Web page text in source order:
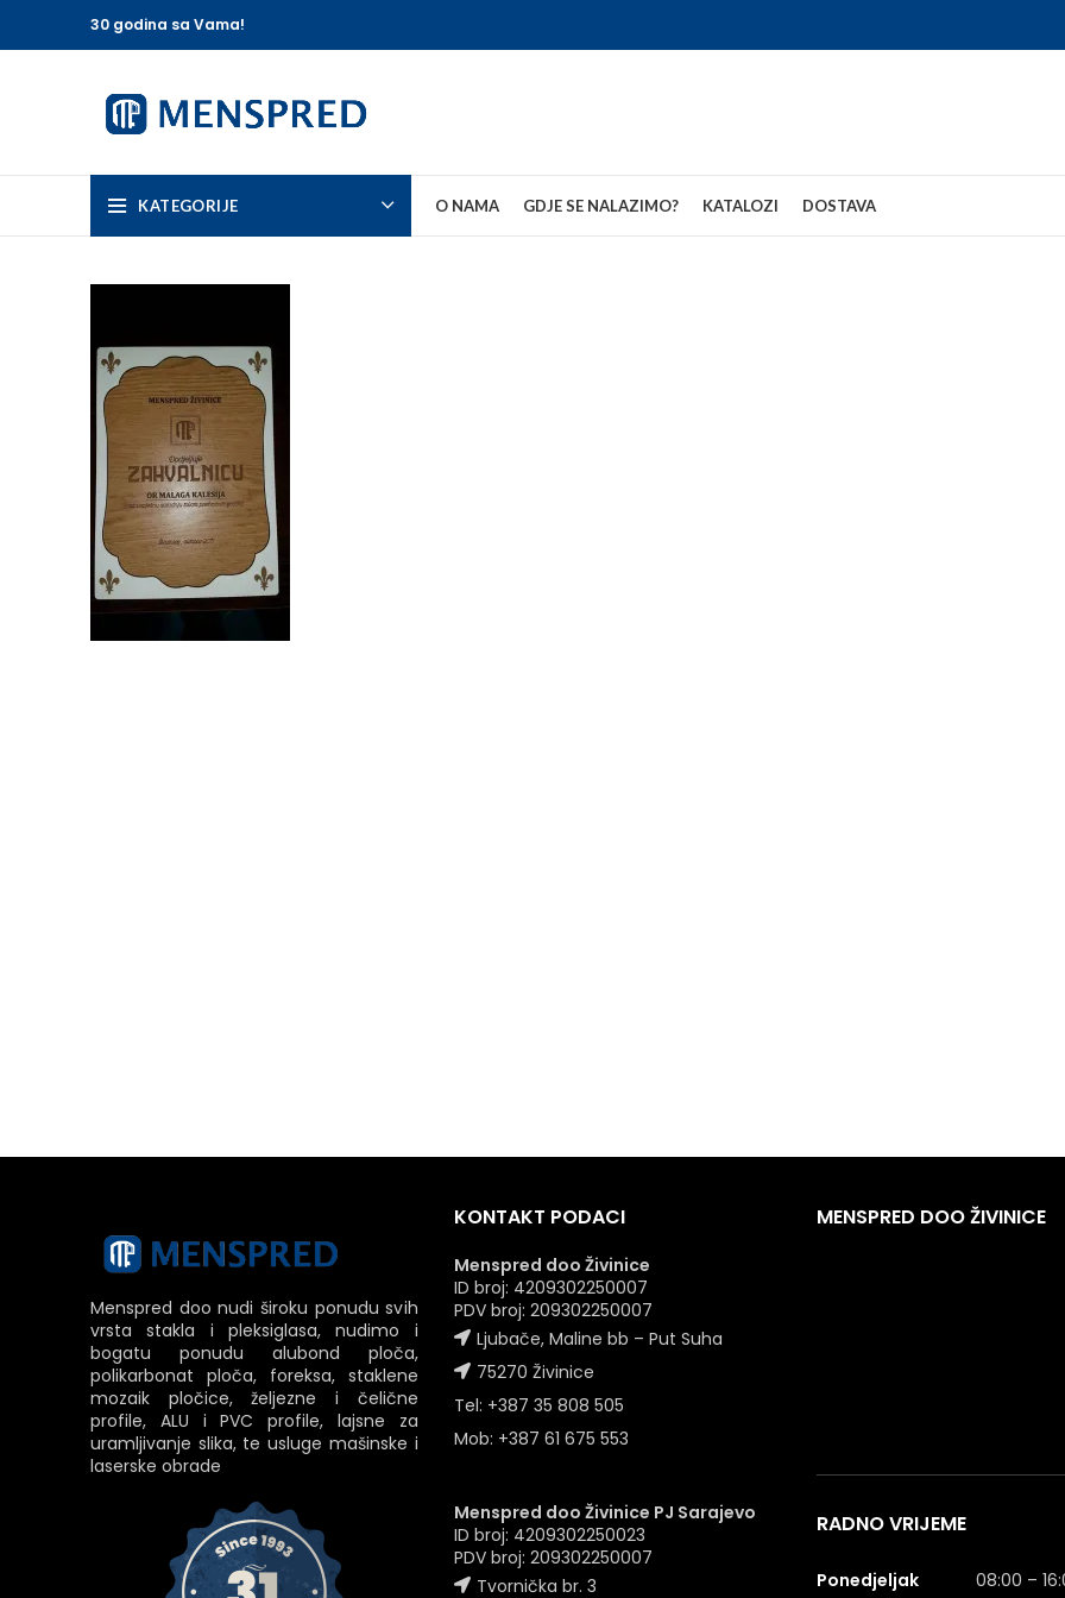
30 godina sa Vama!
KATEGORIJE O NAMA GDJE SE NALAZIMO? KATALOZI DOSTAVA
Menspred doo nudi široku ponudu svih
vrsta stakla i pleksiglasa, nudimo i
bogatu ponudu alubond ploča,
polikarbonat ploča, foreksa, staklene
mozaik pločice, željezne i čelične
profile, ALU i PVC profile, lajsne za
uramljivanje slika, te usluge mašinske i
laserske obrade
KONTAKT PODACI
Menspred doo Živinice
ID broj: 4209302250007
PDV broj: 209302250007
Ljubače, Maline bb – Put Suha
75270 Živinice
Tel: +387 35 808 505
Mob: +387 61 675 553
Menspred doo Živinice PJ Sarajevo
ID broj: 4209302250023
PDV broj: 209302250007
Tvornička br. 3
MENSPRED DOO ŽIVINICE
RADNO VRIJEME
Ponedjeljak 08:00 –